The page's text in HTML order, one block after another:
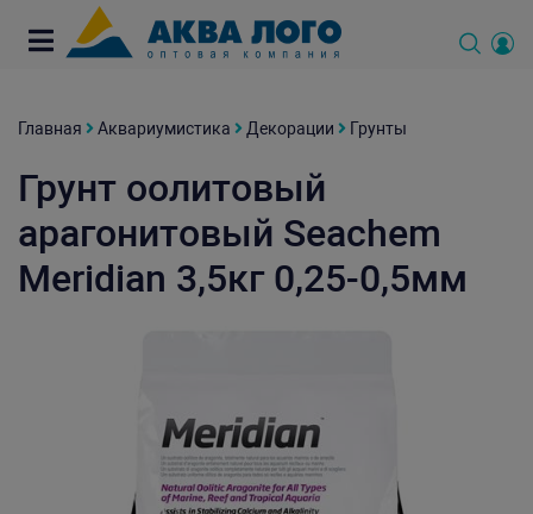
Главная Аквариумистика Декорации Грунты
Грунт оолитовый
арагонитовый Seachem
Meridian 3,5кг 0,25-0,5мм